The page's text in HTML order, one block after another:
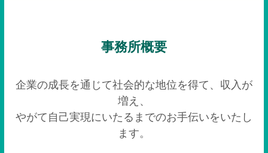
事務所概要
企業の成長を通じて社会的な地位を得て、収入が
増え、
やがて自己実現にいたるまでのお手伝いをいたし
ます。